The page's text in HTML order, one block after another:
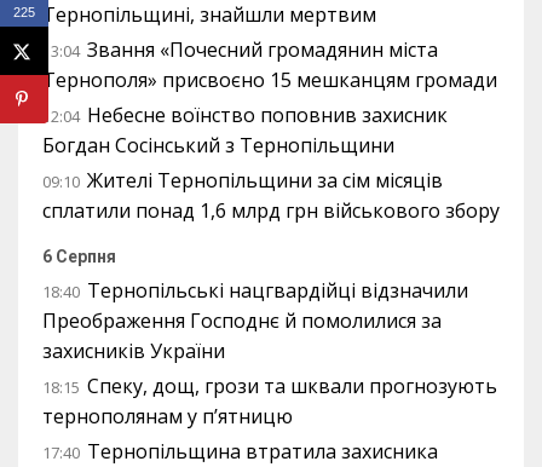
Тернопільщині, знайшли мертвим
13:04 Звання «Почесний громадянин міста
Тернополя» присвоєно 15 мешканцям громади
12:04 Небесне воїнство поповнив захисник
Богдан Сосінський з Тернопільщини
09:10 Жителі Тернопільщини за сім місяців
сплатили понад 1,6 млрд грн військового збору
6 Серпня
18:40 Тернопільські нацгвардійці відзначили
Преображення Господнє й помолилися за
захисників України
18:15 Спеку, дощ, грози та шквали прогнозують
тернополянам у п’ятницю
17:40 Тернопільщина втратила захисника
225